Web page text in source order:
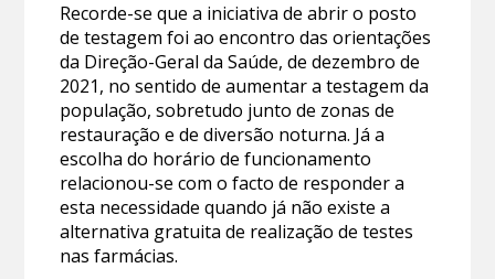
Recorde-se que a iniciativa de abrir o posto
de testagem foi ao encontro das orientações
da Direção-Geral da Saúde, de dezembro de
2021, no sentido de aumentar a testagem da
população, sobretudo junto de zonas de
restauração e de diversão noturna. Já a
escolha do horário de funcionamento
relacionou-se com o facto de responder a
esta necessidade quando já não existe a
alternativa gratuita de realização de testes
nas farmácias.